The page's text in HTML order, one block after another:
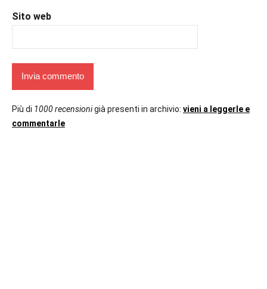
Sito web
Più di 1000 recensionigià presenti in archivio: vieni a leggerle e
commentarle